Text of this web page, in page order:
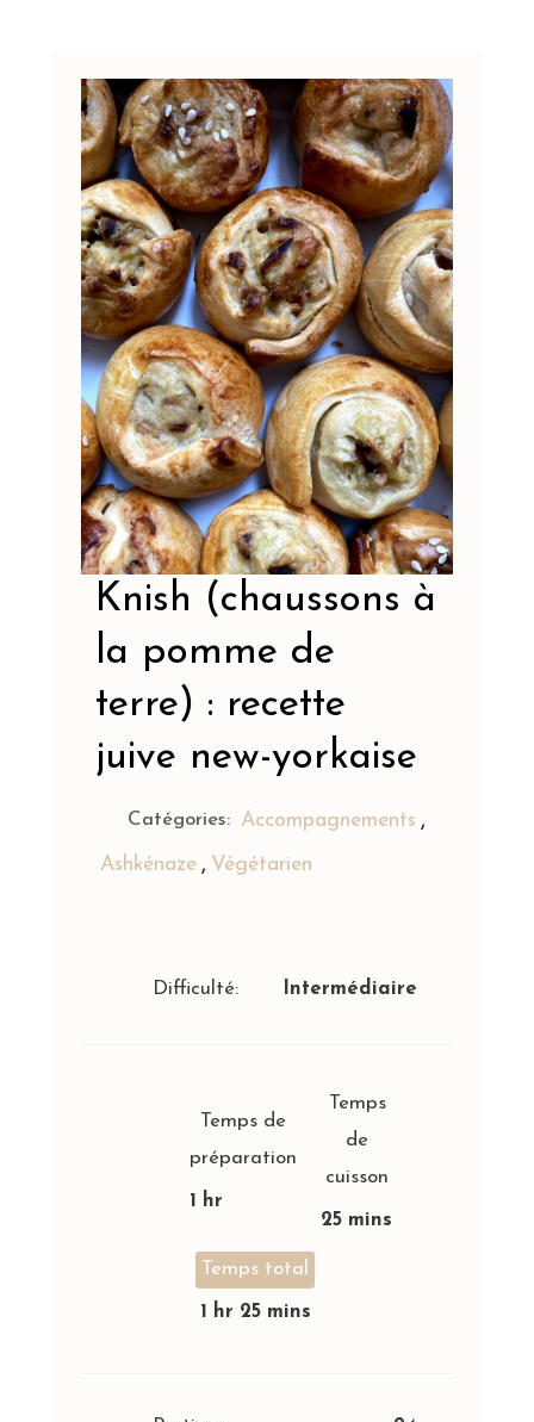
Knish (chaussons à
la pomme de
terre) : recette
juive new-yorkaise
Catégories: Accompagnements ,
Ashkénaze , Végétarien
Difficulté: Intermédiaire
Temps de
préparation
1 hr
Temps
de
cuisson
25 mins
Temps total
1 hr 25 mins